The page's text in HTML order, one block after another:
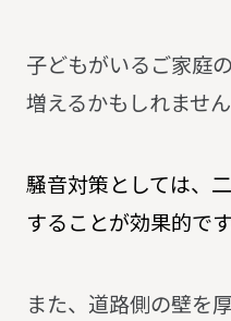
子どもがいるご家庭
増えるかもしれません
騒音対策としては、
することが効果的です
また、道路側の壁を